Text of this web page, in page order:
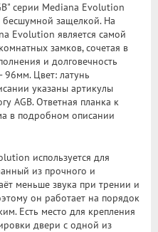
серии Mediana Evolution
бесшумной защелкой. На
Evolution является самой
замков, сочетая в
и долговечность
96мм. Цвет: латунь
указаны артикулы
AGB. Ответная планка к
в подробном описании
используется для
из прочного и
меньше звука при трении и
он работает на порядок
Есть место для крепления
двери с одной из